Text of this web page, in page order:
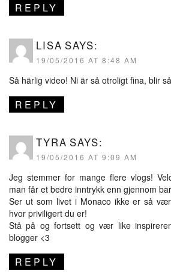
REPLY
LISA SAYS:
19/05/2016 AT 8:48 AM
Så härlig video! Ni är så otroligt fina, blir
REPLY
TYRA SAYS:
19/05/2016 AT 9:09 AM
Jeg stemmer for mange flere vlogs!
man får et bedre inntrykk enn gjennom
Ser ut som livet i Monaco ikke er så
hvor priviligert du er!
Stå på og fortsett og vær like
blogger <3
REPLY